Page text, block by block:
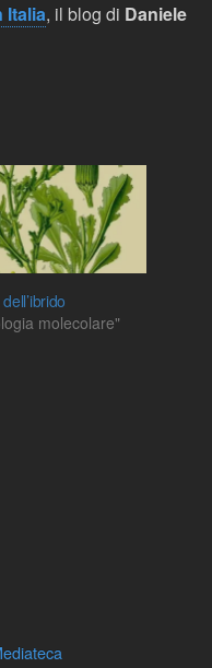
Italia, il blog di Daniele
dell’ibrido
molecolare"